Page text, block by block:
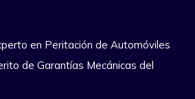
en Peritación de Automóviles
de Garantías Mecánicas del